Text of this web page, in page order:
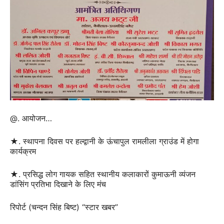
@. आयोजन…
★. स्थापना दिवस पर हल्द्वानी के ऊंचापुल रामलीला ग्राउंड में होगा
कार्यक्रम
★. प्रसिद्ध लोग गायक सहित स्थानीय कलाकारों कुमाऊनी व्यंजन
डांसिंग प्रतिभा दिखाने के लिए मंच
रिपोर्ट (चन्दन सिंह बिष्ट) “स्टार खबर”